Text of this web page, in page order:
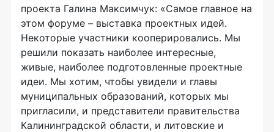
проекта Галина Максимчук: «Самое главное на
этом форуме – выставка проектных идей.
Некоторые участники кооперировались. Мы
решили показать наиболее интересные,
живые, наиболее подготовленные проектные
идеи. Мы хотим, чтобы увидели и главы
муниципальных образований, которых мы
пригласили, и представители правительства
Калининградской области, и литовские и